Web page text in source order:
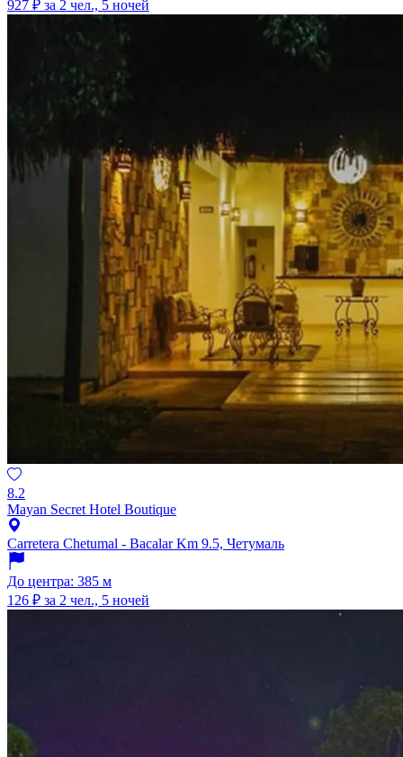
927 ₽ за 2 чел., 5 ночей
8.2
Mayan Secret Hotel Boutique
Carretera Chetumal - Bacalar Km 9.5, Четумаль
До центра: 385 м
126 ₽ за 2 чел., 5 ночей